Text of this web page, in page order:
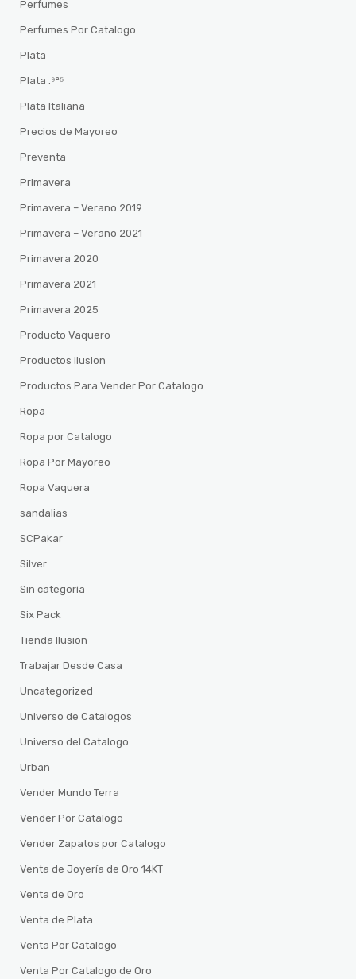
Perfumes
Perfumes Por Catalogo
Plata
Plata .⁹²⁵
Plata Italiana
Precios de Mayoreo
Preventa
Primavera
Primavera – Verano 2019
Primavera – Verano 2021
Primavera 2020
Primavera 2021
Primavera 2025
Producto Vaquero
Productos Ilusion
Productos Para Vender Por Catalogo
Ropa
Ropa por Catalogo
Ropa Por Mayoreo
Ropa Vaquera
sandalias
SCPakar
Silver
Sin categoría
Six Pack
Tienda Ilusion
Trabajar Desde Casa
Uncategorized
Universo de Catalogos
Universo del Catalogo
Urban
Vender Mundo Terra
Vender Por Catalogo
Vender Zapatos por Catalogo
Venta de Joyería de Oro 14KT
Venta de Oro
Venta de Plata
Venta Por Catalogo
Venta Por Catalogo de Oro